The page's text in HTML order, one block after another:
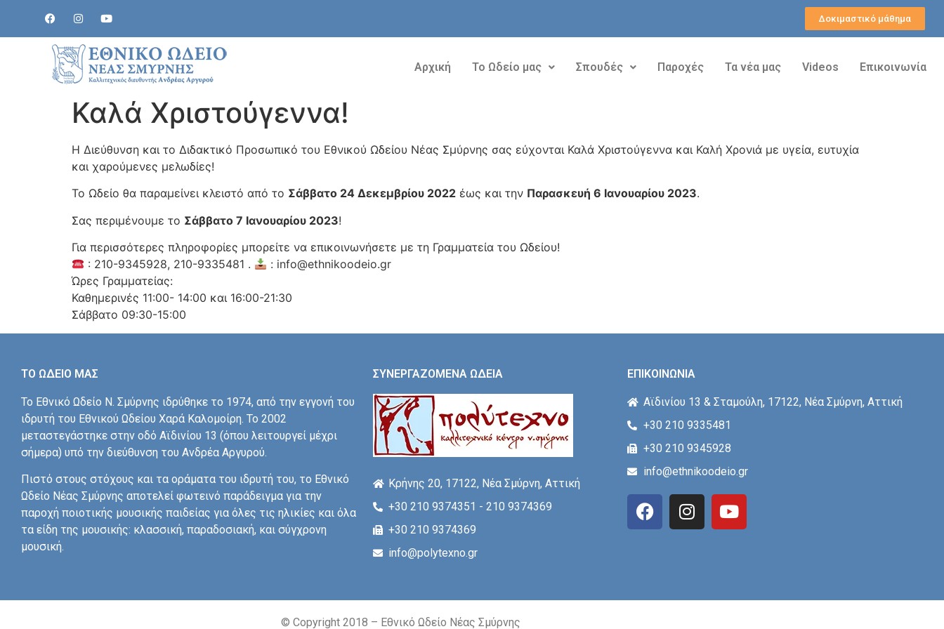
Δοκιμαστικό μάθημα
Αρχική Το Ωδείο μας Σπουδές Παροχές Τα νέα μας Videos Επικοινωνία
Καλά Χριστούγεννα!
Η Διεύθυνση και το Διδακτικό Προσωπικό του Εθνικού Ωδείου Νέας Σμύρνης σας εύχονται Καλά Χριστούγεννα και Καλή Χρονιά με υγεία, ευτυχία
και χαρούμενες μελωδίες!
Το Ωδείο θα παραμείνει κλειστό από το Σάββατο 24 Δεκεμβρίου 2022 έως και την Παρασκευή 6 Ιανουαρίου 2023.
Σας περιμένουμε το Σάββατο 7 Ιανουαρίου 2023!
Για περισσότερες πληροφορίες μπορείτε να επικοινωνήσετε με τη Γραμματεία του Ωδείου!
: 210-9345928, 210-9335481 .
: info@ethnikoodeio.gr
Ώρες Γραμματείας:
Καθημερινές 11:00- 14:00 και 16:00-21:30
Σάββατο 09:30-15:00
ΤΟ ΩΔΕΙΟ ΜΑΣ
Το Εθνικό Ωδείο Ν. Σμύρνης ιδρύθηκε το 1974, από την εγγονή του
ιδρυτή του Εθνικού Ωδείου Χαρά Καλομοίρη. Το 2002
μεταστεγάστηκε στην οδό Αϊδινίου 13 (όπου λειτουργεί μέχρι
σήμερα) υπό την διεύθυνση του Ανδρέα Αργυρού.
Πιστό στους στόχους και τα οράματα του ιδρυτή του, το Εθνικό
Ωδείο Νέας Σμύρνης αποτελεί φωτεινό παράδειγμα για την
παροχή ποιοτικής μουσικής παιδείας για όλες τις ηλικίες και όλα
τα είδη της μουσικής: κλασσική, παραδοσιακή, και σύγχρονη
μουσική.
ΣΥΝΕΡΓΑΖΟΜΕΝΑ ΩΔΕΙΑ
Κρήνης 20, 17122, Νέα Σμύρνη, Αττική
+30 210 9374351 - 210 9374369
+30 210 9374369
info@polytexno.gr
ΕΠΙΚΟΙΝΩΝΙΑ
Αϊδινίου 13 & Σταμούλη, 17122, Νέα Σμύρνη, Αττική
+30 210 9335481
+30 210 9345928
info@ethnikoodeio.gr
© Copyright 2018 – Εθνικό Ωδείο Νέας Σμύρνης